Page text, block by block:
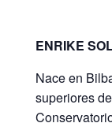
ENRIKE
Nace en
superiores